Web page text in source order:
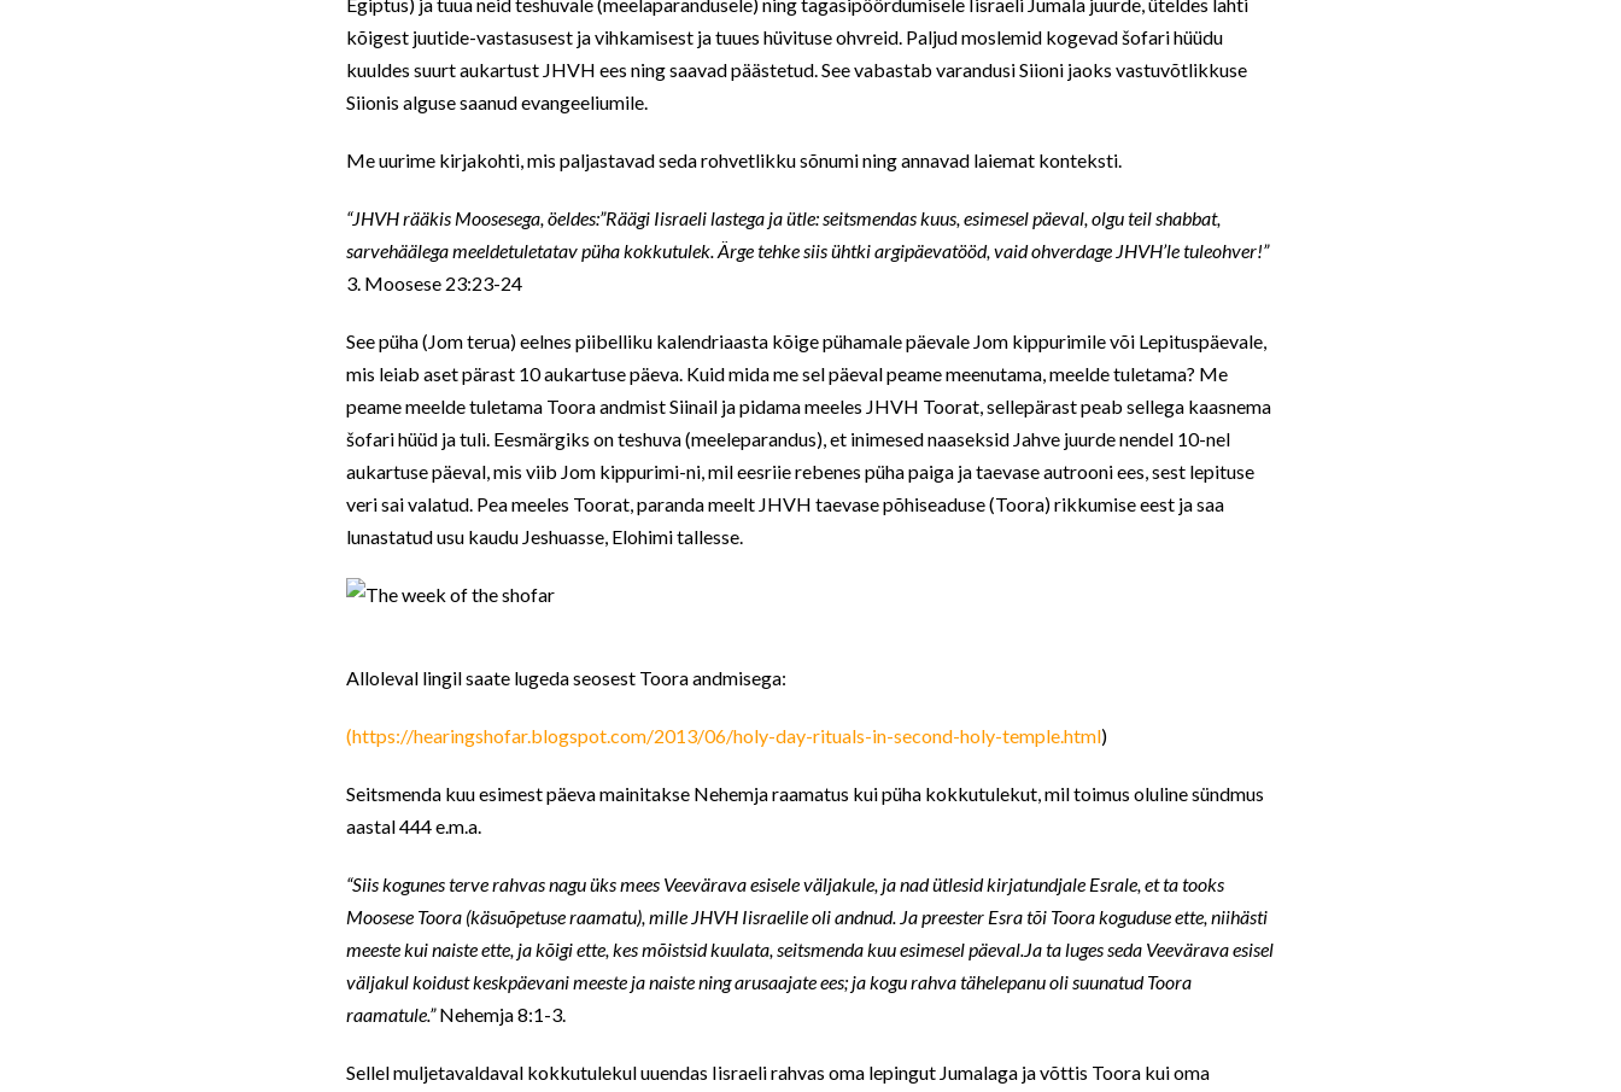
Egiptus) ja tuua neid teshuvale (meelaparandusele) ning tagasipöördumisele Iisraeli Jumala juurde, üteldes lahti
kõigest juutide-vastasusest ja vihkamisest ja tuues hüvituse ohvreid. Paljud moslemid kogevad šofari hüüdu
kuuldes suurt aukartust JHVH ees ning saavad päästetud. See vabastab varandusi Siioni jaoks vastuvõtlikkuse
Siionis alguse saanud evangeeliumile.
Me uurime kirjakohti, mis paljastavad seda rohvetlikku sõnumi ning annavad laiemat konteksti.
“JHVH rääkis Moosesega, öeldes:”Räägi Iisraeli lastega ja ütle: seitsmendas kuus, esimesel päeval, olgu teil shabbat,
sarvehäälega meeldetuletatav püha kokkutulek. Ärge tehke siis ühtki argipäevatööd, vaid ohverdage JHVH’le tuleohver!”
3. Moosese 23:23-24
See püha (Jom terua) eelnes piibelliku kalendriaasta kõige pühamale päevale Jom kippurimile või Lepituspäevale,
mis leiab aset pärast 10 aukartuse päeva. Kuid mida me sel päeval peame meenutama, meelde tuletama? Me
peame meelde tuletama Toora andmist Siinail ja pidama meeles JHVH Toorat, sellepärast peab sellega kaasnema
šofari hüüd ja tuli. Eesmärgiks on teshuva (meeleparandus), et inimesed naaseksid Jahve juurde nendel 10-nel
aukartuse päeval, mis viib Jom kippurimi-ni, mil eesriie rebenes püha paiga ja taevase autrooni ees, sest lepituse
veri sai valatud. Pea meeles Toorat, paranda meelt JHVH taevase põhiseaduse (Toora) rikkumise eest ja saa
lunastatud usu kaudu Jeshuasse, Elohimi tallesse.
Alloleval lingil saate lugeda seosest Toora andmisega:
(https://hearingshofar.blogspot.com/2013/06/holy-day-rituals-in-second-holy-temple.html)
Seitsmenda kuu esimest päeva mainitakse Nehemja raamatus kui püha kokkutulekut, mil toimus oluline sündmus
aastal 444 e.m.a.
“Siis kogunes terve rahvas nagu üks mees Veevärava esisele väljakule, ja nad ütlesid kirjatundjale Esrale, et ta tooks
Moosese Toora (käsuõpetuse raamatu), mille JHVH Iisraelile oli andnud. Ja preester Esra tõi Toora koguduse ette, niihästi
meeste kui naiste ette, ja kõigi ette, kes mõistsid kuulata, seitsmenda kuu esimesel päeval.Ja ta luges seda Veevärava esisel
väljakul koidust keskpäevani meeste ja naiste ning arusaajate ees; ja kogu rahva tähelepanu oli suunatud Toora
raamatule.”Nehemja 8:1-3.
Sellel muljetavaldaval kokkutulekul uuendas Iisraeli rahvas oma lepingut Jumalaga ja võttis Toora kui oma